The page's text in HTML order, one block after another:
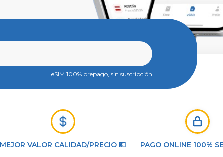
eSIM 100% prepago, sin suscripción
MEJOR VALOR CALIDAD/PRECIO 💵 PAGO ONLINE 100%